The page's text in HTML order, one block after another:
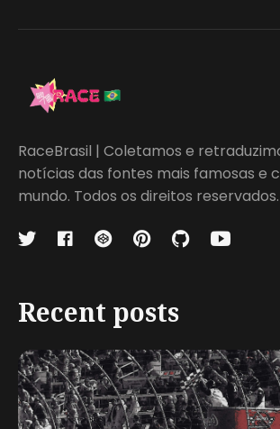
RaceBrasil | Coletamos e
notícias das fontes mais famosas e
mundo. Todos os direitos
Recent posts